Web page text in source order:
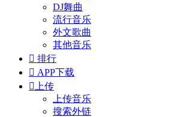
DJ舞曲
流行音乐
外文歌曲
其他音乐
 排行
 APP下载
 上传
上传音乐
搜索外链